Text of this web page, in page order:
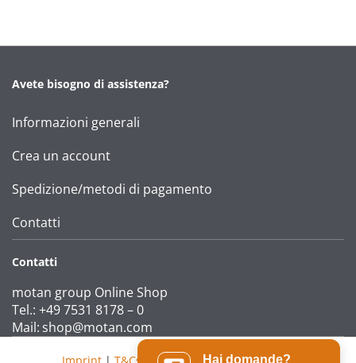
Hai domande?
Avete bisogno di assistenza?
Informazioni generali
Crea un account
Spedizione/metodi di pagamento
Contatti
Contatti
motan group Online Shop
Tel.: +49 7531 8178 – 0
Mail: shop@motan.com